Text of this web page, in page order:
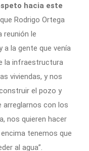
hacia este
Rodrigo Ortega
reunión le
a la gente que venía
la infraestructura
viviendas, y nos
el pozo y
con los
nos quieren hacer
tenemos que
al agua”.